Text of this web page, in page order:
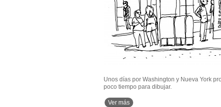
Unos días por Washington y Nueva York
poco tiempo para dibujar.
Ver más